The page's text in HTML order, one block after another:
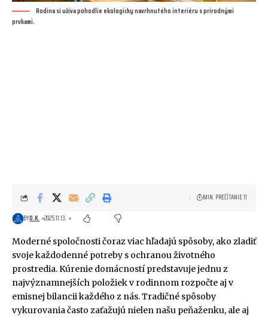
Rodina si užíva pohodlie ekologicky navrhnutého interiéru s prírodnými
prvkami.
BYO.K. 2025.11.13.
MIN. PREČÍTANIE 11
Moderné spoločnosti čoraz viac hľadajú spôsoby, ako zladiť
svoje každodenné potreby s ochranou životného
prostredia. Kúrenie domácností predstavuje jednu z
najvýznamnejších položiek v rodinnom rozpočte aj v
emisnej bilancii každého z nás. Tradičné spôsoby
vykurovania často zaťažujú nielen našu peňaženku, ale aj